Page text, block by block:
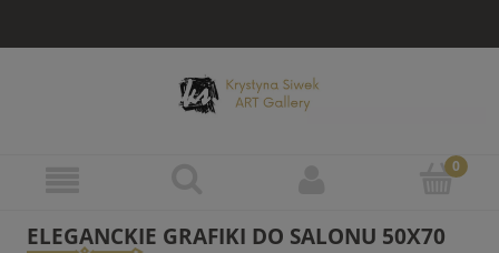
ELEGANCKIE GRAFIKI DO SALONU 50X70